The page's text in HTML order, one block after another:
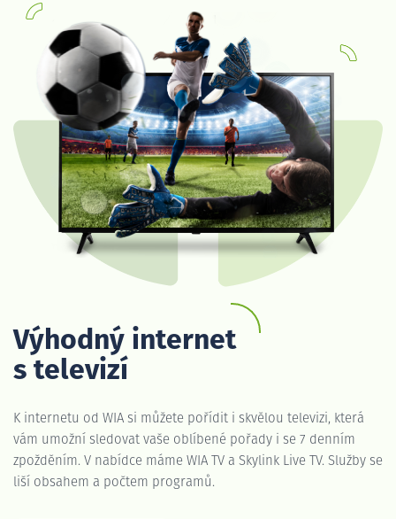
Výhodný internet
s televizí
K internetu od WIA si můžete pořídit i skvělou televizi, která
vám umožní sledovat vaše oblíbené pořady i se 7 denním
zpožděním. V nabídce máme WIA TV a Skylink Live TV. Služby se
liší obsahem a počtem programů.